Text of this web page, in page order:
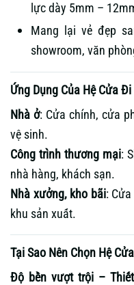
lực dày 5mm –
Mang lại vẻ đẹp
showroom, văn
Ứng Dụng Của Hệ Cửa
Nhà ở: Cửa chính, cửa
vệ sinh.
Công trình thương mại:
nhà hàng, khách sạn.
Nhà xưởng, kho bãi:
khu sản xuất.
Tại Sao Nên Chọn Hệ
Độ bền vượt trội –